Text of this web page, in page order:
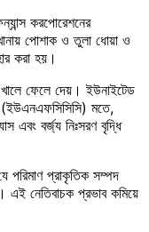
করপোরেশনের
পোশাক ও তুলা ধোয়া ও
করা হয়।
ফেলে দেয়। ইউনাইটেড
(ইউএনএফসিসিসি) মতে,
এবং বর্জ্য নিঃসরণ বৃদ্ধি
পরিমাণ প্রাকৃতিক সম্পদ
নেতিবাচক প্রভাব কমিয়ে